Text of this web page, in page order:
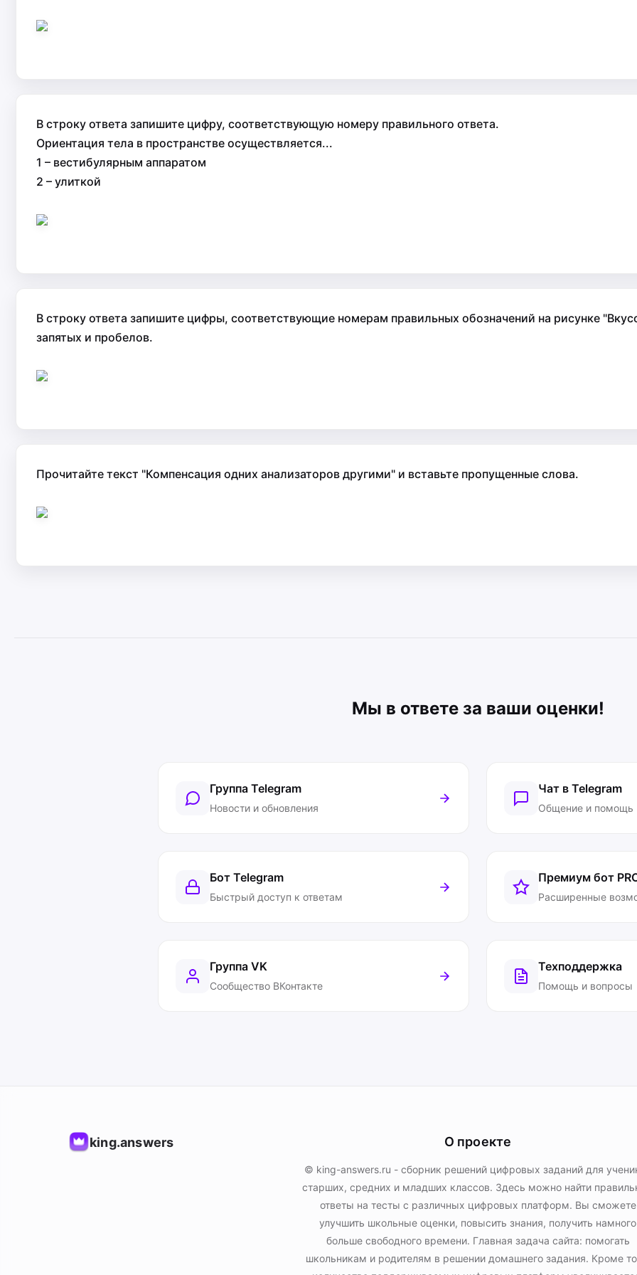
В строку ответа запишите цифру, соответствующую номеру правильного ответа.
Ориентация тела в пространстве осуществляется...
1 – вестибулярным аппаратом
2 – улиткой
В строку ответа запишите цифры, соответствующие номерам правильных обозначений на рисунке
запятых и пробелов.
Прочитайте текст "Компенсация одних анализаторов другими" и вставьте пропущенные слова.
Мы в ответе за ваши оценки!
Группа Telegram
Новости и обновления
Чат в Telegram
Общение и помощь
Бот Telegram
Быстрый доступ к ответам
Премиум бот
Расширенные
Группа VK
Сообщество ВКонтакте
Техподдержка
Помощь и вопросы
king.answers О проекте
© king-answers.ru - сборник решений цифровых заданий для
старших, средних и младших классов. Здесь можно найти
ответы на тесты с различных цифровых платформ. Вы сможете
улучшить школьные оценки, повысить знания, получить намного
больше свободного времени. Главная задача сайта: помогать
школьникам и родителям в решении домашнего задания. Кроме